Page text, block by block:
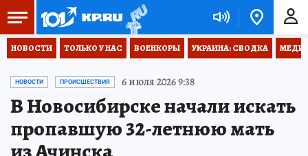
НОВОСТИ ТОЛЬКО У НАС ВОЕНКОРЫ УКРАИНА: СВОДКА
НОВОСТИ ПРОИСШЕСТВИЯ 6 июля 2026 9:38
В Новосибирске начали искать
пропавшую 32-летнюю мать